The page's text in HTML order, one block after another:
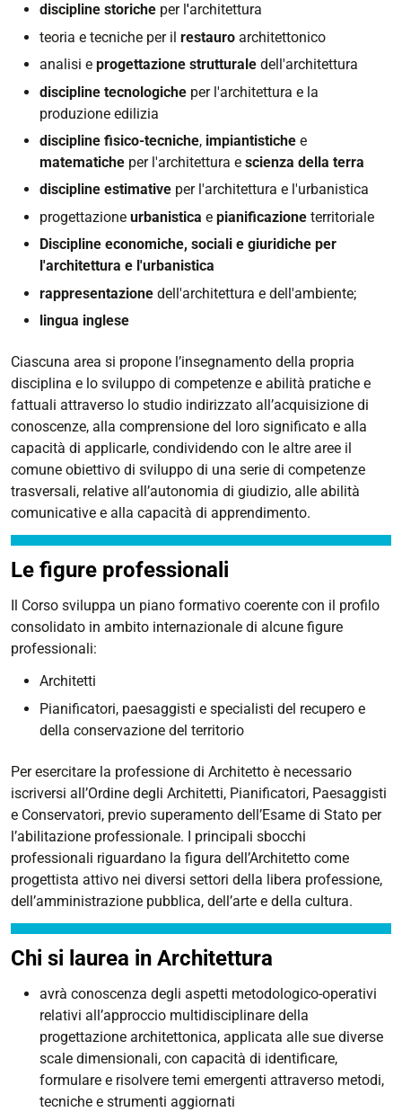
discipline storiche per l 'architettura
teoria e tecniche per il restauro architettonico
analisi e progettazione strutturale dell'architettura
discipline tecnologiche per l'architettura e la
produzione edilizia
discipline fisico-tecniche, impiantistiche e
matematiche per l'architettura e scienza della terra
discipline estimative per l'architettura e l'urbanistica
progettazione urbanistica e pianificazione territoriale
Discipline economiche, sociali e giuridiche per
l'architettura e l'urbanistica
rappresentazione dell'architettura e dell'ambiente;
lingua inglese
Ciascuna area si propone l’insegnamento della propria
disciplina e lo sviluppo di competenze e abilità pratiche e
fattuali attraverso lo studio indirizzato all’acquisizione di
conoscenze, alla comprensione del loro significato e alla
capacità di applicarle, condividendo con le altre aree il
comune obiettivo di sviluppo di una serie di competenze
trasversali, relative all’autonomia di giudizio, alle abilità
comunicative e alla capacità di apprendimento.
Le figure professionali
Il Corso sviluppa un piano formativo coerente con il profilo
consolidato in ambito internazionale di alcune figure
professionali:
Architetti
Pianificatori, paesaggisti e specialisti del recupero e
della conservazione del territorio
Per esercitare la professione di Architetto è necessario
iscriversi all’Ordine degli Architetti, Pianificatori, Paesaggisti
e Conservatori, previo superamento dell’Esame di Stato per
l’abilitazione professionale. I principali sbocchi
professionali riguardano la figura dell’Architetto come
progettista attivo nei diversi settori della libera professione,
dell’amministrazione pubblica, dell’arte e della cultura.
Chi si laurea in Architettura
avrà conoscenza degli aspetti metodologico-operativi
relativi all’approccio multidisciplinare della
progettazione architettonica, applicata alle sue diverse
scale dimensionali, con capacità di identificare,
formulare e risolvere temi emergenti attraverso metodi,
tecniche e strumenti aggiornati